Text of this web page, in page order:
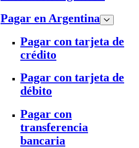
Pagar en Argentina
Pagar con tarjeta de
crédito
Pagar con tarjeta de
débito
Pagar con
transferencia
bancaria